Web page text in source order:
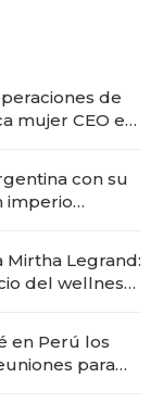
de
mujer CEO en
con su
imperio
Mirtha Legrand:
del wellness
en Perú los
para